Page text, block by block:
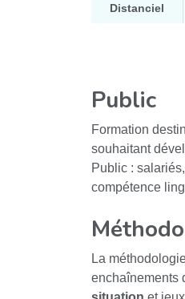
Distanciel
Public
Formation
souhaitant
Public :
compétence
La
enchaînements